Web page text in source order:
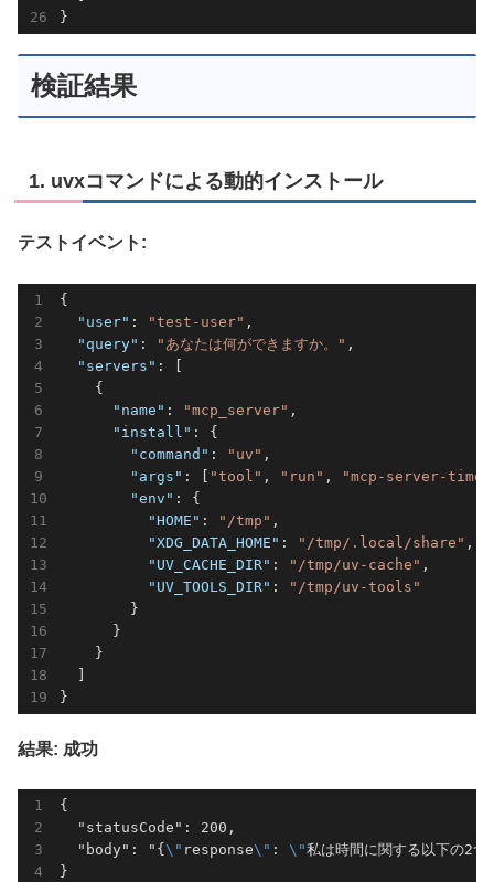
検証結果
1. uvxコマンドによる動的インストール
テストイベント:
{
"user" : "test-user" ,
"query" : "あなたは何ができますか。" ,
"servers" : [
    {
"name" : "mcp_server" ,
"install" : {
"command" : "uv" ,
"args" : [ "tool" , "run" , "mcp-server-time"
"env" : {
"HOME" : "/tmp" ,
"XDG_DATA_HOME" : "/tmp/.local/share" ,
"UV_CACHE_DIR" : "/tmp/uv-cache" ,
"UV_TOOLS_DIR" :
"/tmp/uv-tools"
        }
      }
    }
結果: 成功
{
  "statusCode": 200,
  "body": "{
\" response\" : \"私は時間に関する以下の2